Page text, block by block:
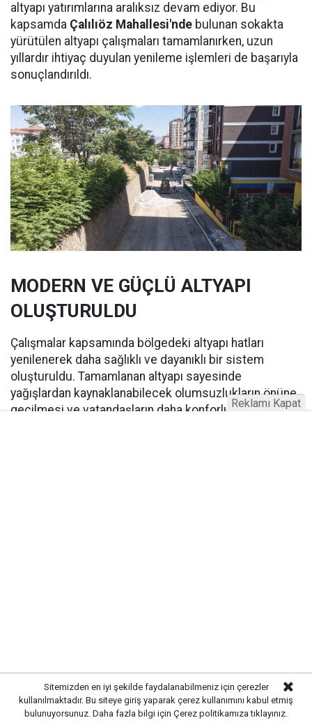
altyapı yatırımlarına aralıksız devam ediyor. Bu
kapsamda Çalılıöz Mahallesi'nde bulunan sokakta
yürütülen altyapı çalışmaları tamamlanırken, uzun
yıllardır ihtiyaç duyulan yenileme işlemleri de başarıyla
sonuçlandırıldı.
MODERN VE GÜÇLÜ ALTYAPI
OLUŞTURULDU
Çalışmalar kapsamında bölgedeki altyapı hatları
yenilenerek daha sağlıklı ve dayanıklı bir sistem
oluşturuldu. Tamamlanan altyapı sayesinde
yağışlardan kaynaklanabilecek olumsuzlukların önüne
geçilmesi ve vatandaşların daha konforlu bir yaşam
Sitemizden en iyi şekilde faydalanabilmeniz için çerezler
kullanılmaktadır. Bu siteye giriş yaparak çerez kullanımını kabul etmiş
bulunuyorsunuz. Daha fazla bilgi için Çerez politikamıza tıklayınız.
Reklamı Kapat